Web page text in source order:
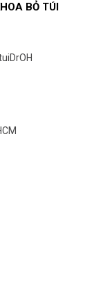
BỎ TÚI